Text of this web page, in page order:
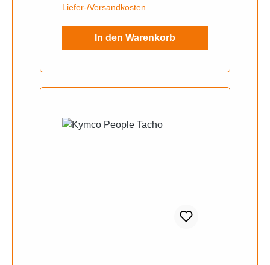
Liefer-/Versandkosten
In den Warenkorb